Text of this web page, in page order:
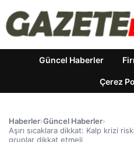
Güncel Haberler
Çerez
Haberler›Güncel Haberler›
Aşırı sıcaklara dikkat: Kalp krizi
gruplar dikkat etmeli